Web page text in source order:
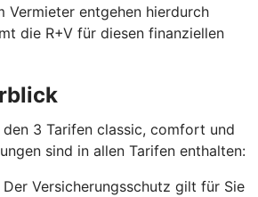
Vermieter entgehen hierdurch
die R+V für diesen finanziellen
den 3 Tarifen classic, comfort und
sind in allen Tarifen enthalten:
Versicherungsschutz gilt für Sie